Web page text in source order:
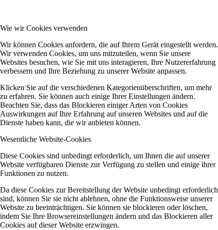
Wie wir Cookies verwenden
Wir können Cookies anfordern, die auf Ihrem Gerät eingestellt werden.
Wir verwenden Cookies, um uns mitzuteilen, wenn Sie unsere
Websites besuchen, wie Sie mit uns interagieren, Ihre Nutzererfahrung
verbessern und Ihre Beziehung zu unserer Website anpassen.
Klicken Sie auf die verschiedenen Kategorienüberschriften, um mehr
zu erfahren. Sie können auch einige Ihrer Einstellungen ändern.
Beachten Sie, dass das Blockieren einiger Arten von Cookies
Auswirkungen auf Ihre Erfahrung auf unseren Websites und auf die
Dienste haben kann, die wir anbieten können.
Wesentliche Website-Cookies
Diese Cookies sind unbedingt erforderlich, um Ihnen die auf unserer
Website verfügbaren Dienste zur Verfügung zu stellen und einige ihrer
Funktionen zu nutzen.
Da diese Cookies zur Bereitstellung der Website unbedingt erforderlich
sind, können Sie sie nicht ablehnen, ohne die Funktionsweise unserer
Website zu beeinträchtigen. Sie können sie blockieren oder löschen,
indem Sie Ihre Browsereinstellungen ändern und das Blockieren aller
Cookies auf dieser Website erzwingen.